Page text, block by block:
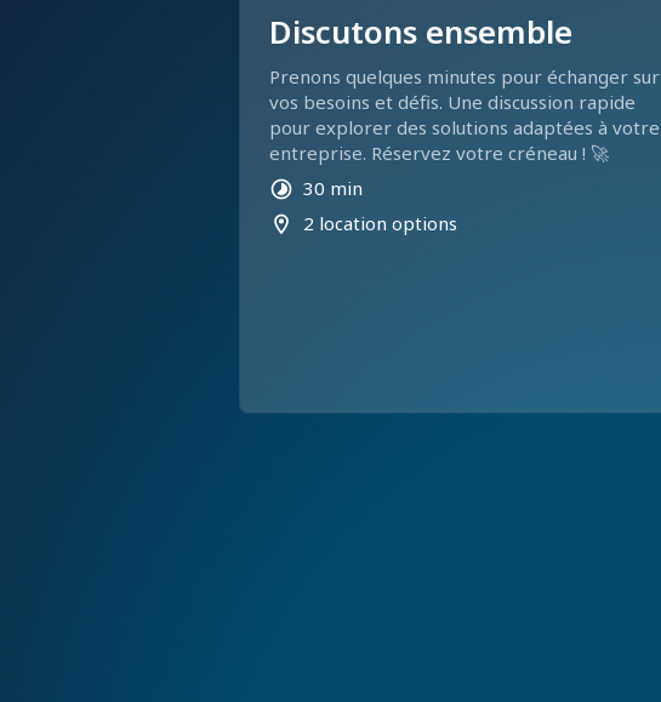
Discutons ensemble
Prenons quelques minutes pour échanger sur
vos besoins et défis. Une discussion rapide
pour explorer des solutions adaptées à votre
entreprise. Réservez votre créneau ! 🚀
30 min
2 location options